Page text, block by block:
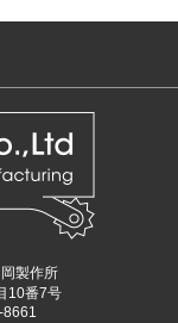
製作所
10番7号